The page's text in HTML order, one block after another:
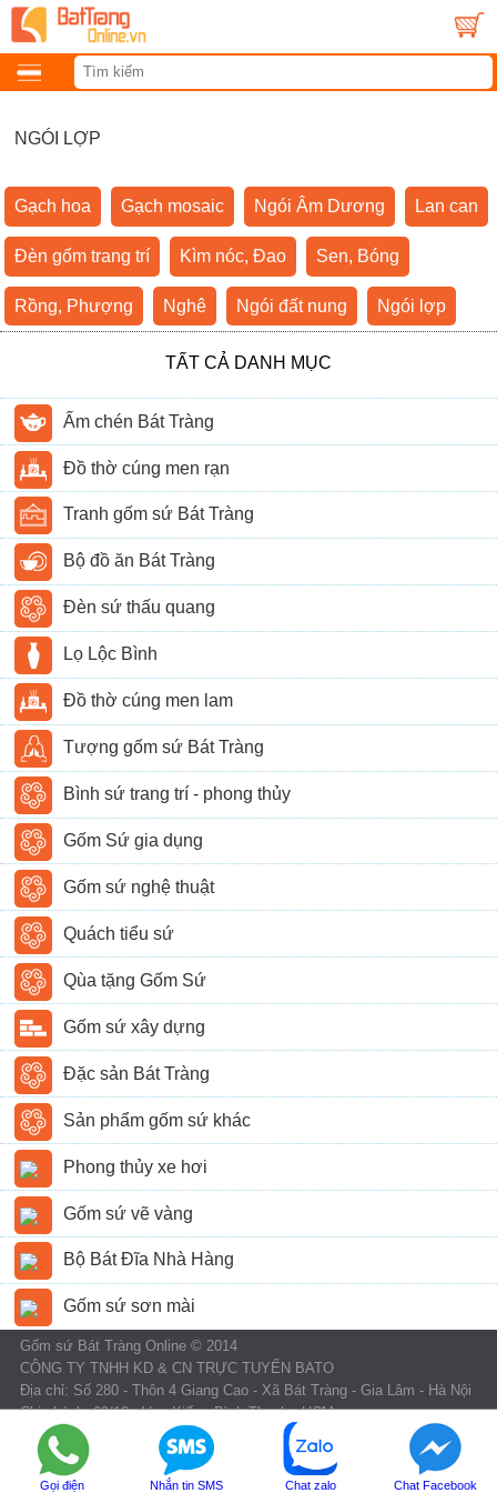
NGÓI LỢP
Gạch hoa Gạch mosaic Ngói Âm Dương Lan can
Đèn gốm trang trí Kìm nóc, Đao Sen, Bóng
Rồng, Phượng Nghê Ngói đất nung Ngói lợp
TẤT CẢ DANH MỤC
Ấm chén Bát Tràng
Đồ thờ cúng men rạn
Tranh gốm sứ Bát Tràng
Bộ đồ ăn Bát Tràng
Đèn sứ thấu quang
Lọ Lộc Bình
Đồ thờ cúng men lam
Tượng gốm sứ Bát Tràng
Bình sứ trang trí - phong thủy
Gốm Sứ gia dụng
Gốm sứ nghệ thuật
Quách tiểu sứ
Qùa tặng Gốm Sứ
Gốm sứ xây dựng
Đặc sản Bát Tràng
Sản phẩm gốm sứ khác
Phong thủy xe hơi
Gốm sứ vẽ vàng
Bộ Bát Đĩa Nhà Hàng
Gốm sứ sơn mài
Gốm sứ Bát Tràng Online © 2014
CÔNG TY TNHH KD & CN TRỰC TUYẾN BATO
Địa chỉ: Số 280 - Thôn 4 Giang Cao - Xã Bát Tràng - Gia Lâm - Hà Nội
Chi nhánh: 60/13 - Vạn Kiếp - Bình Thạnh - HCM
Điện Thoại: 0868.26.26.26 - 0989.116.119
Email:quytranduong@gmail.com
Gọi điện Nhắn tin SMS Chat zalo Chat Facebook